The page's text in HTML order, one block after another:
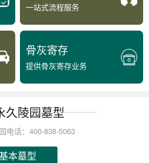
一站式流程服务
骨灰寄存
提供骨灰寄存业务
久陵园墓型
电话：400-838-5063
本墓型